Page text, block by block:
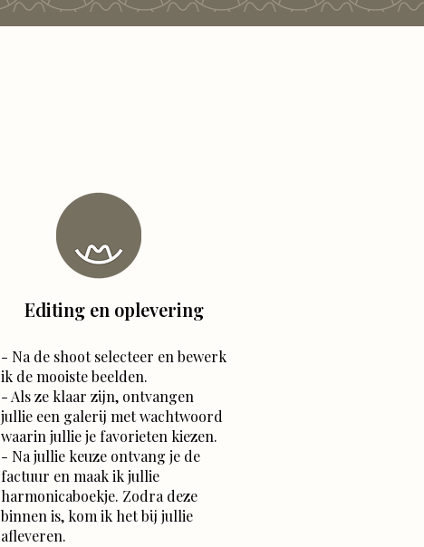
Editing en oplevering
- Na de shoot selecteer en bewerk
ik de mooiste beelden.
- Als ze klaar zijn, ontvangen
jullie een galerij met wachtwoord
waarin jullie je favorieten kiezen.
- Na jullie keuze ontvang je de
factuur en maak ik jullie
harmonicaboekje. Zodra deze
binnen is, kom ik het bij jullie
afleveren.